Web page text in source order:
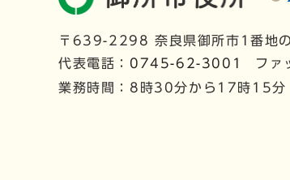
〒639-2298 奈良県御所市1番地
代表電話： 0745-62-3001
フ
業務時間：8時30分から17時15分